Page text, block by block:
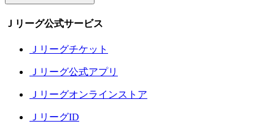
Ｊリーグ公式サービス
Ｊリーグチケット
Ｊリーグ公式アプリ
Ｊリーグオンラインストア
ＪリーグID